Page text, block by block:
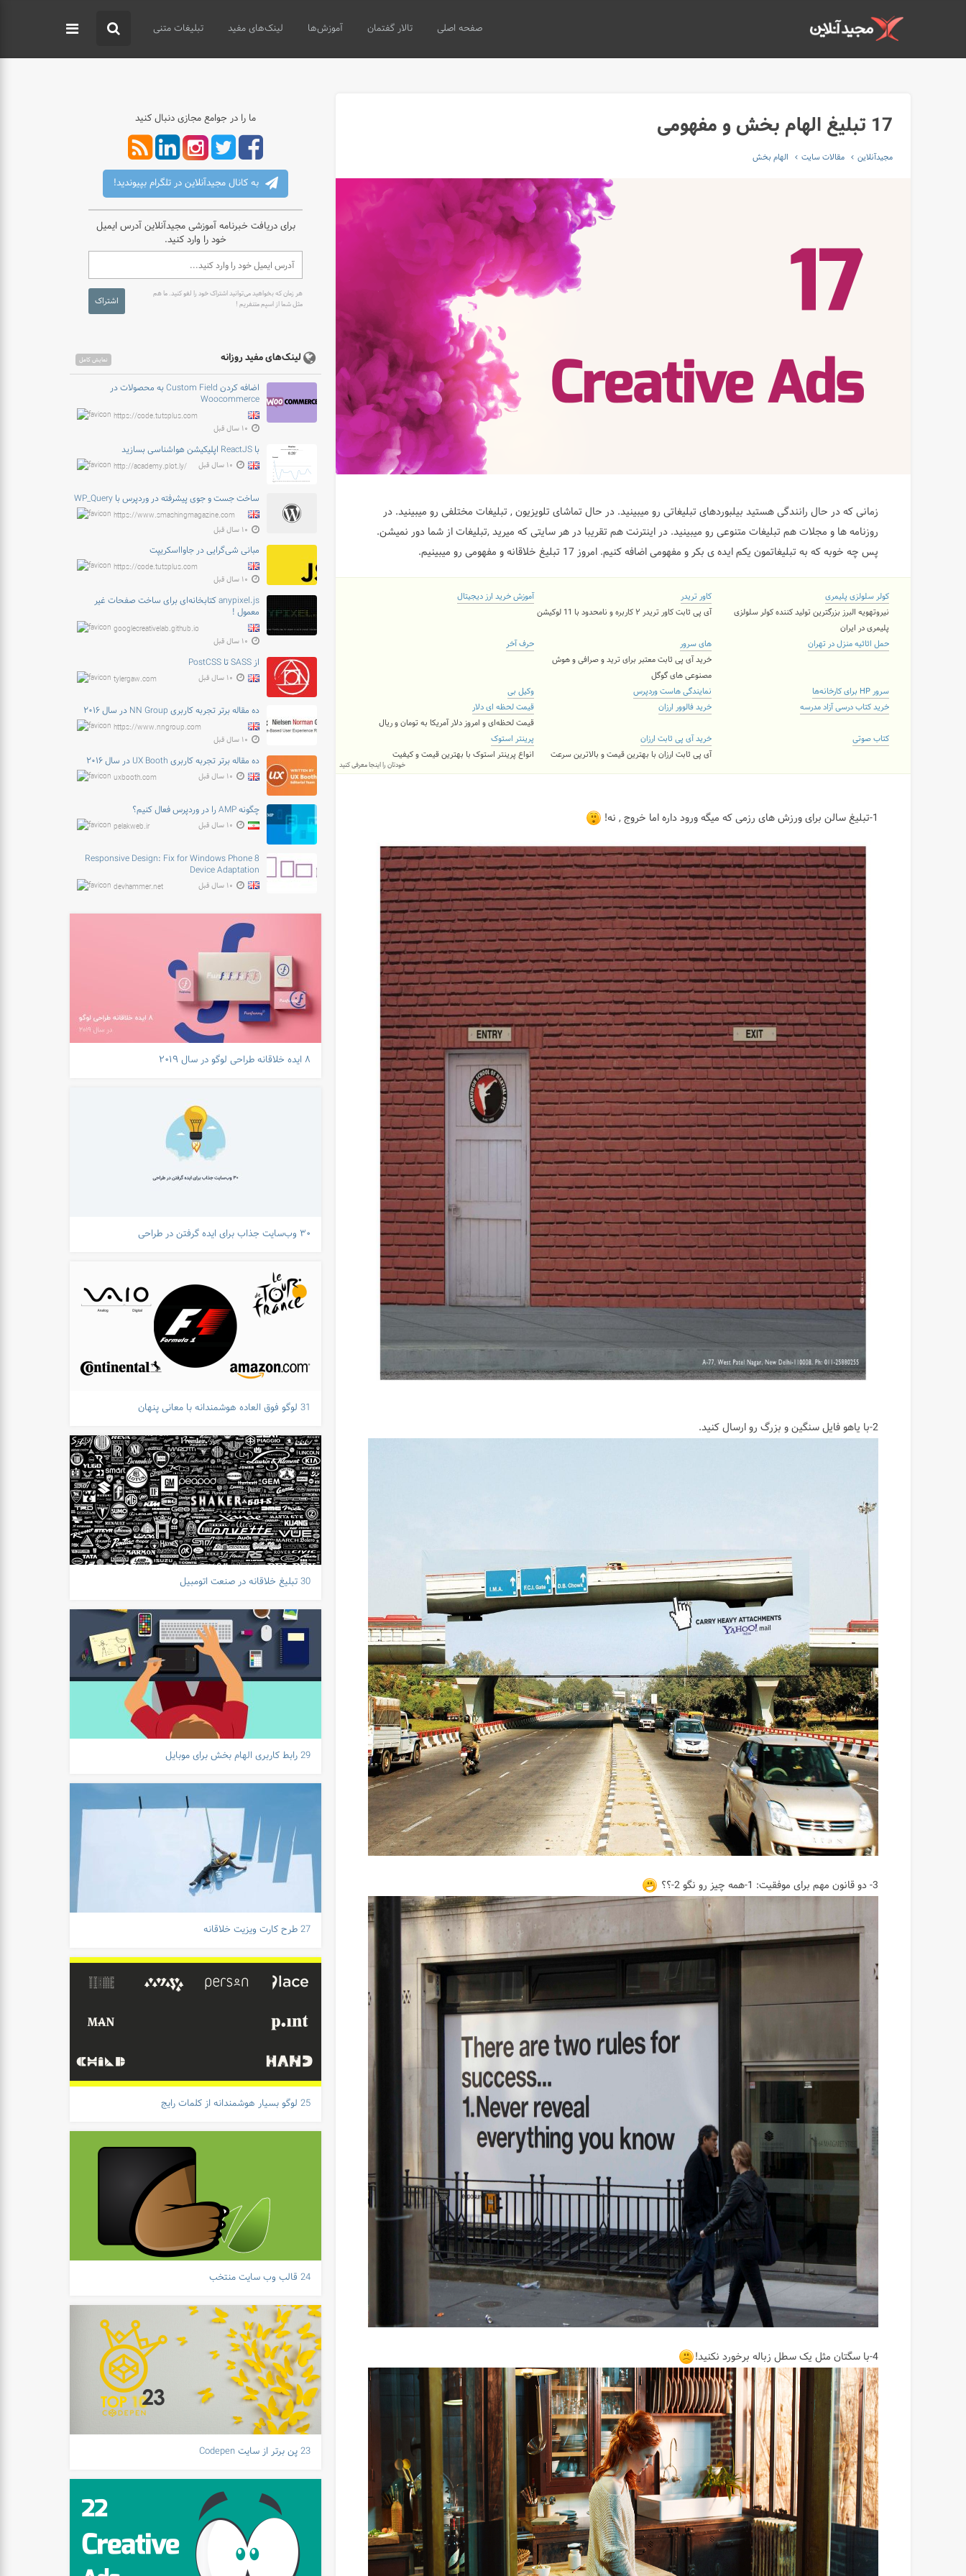
صفحه اصلی تالار گفتمان آموزش‌ها لینک‌های مفید تبلیغات متنی
17 تبلیغ الهام بخش و مفهومی
مجیدآنلاین مقالات سایت الهام بخش
زمانی که در حال رانندگی هستید بیلبوردهای تبلیغاتی رو میبینید. در حال تماشای تلویزیون , تبلیغات مختلفی رو میبینید. در
روزنامه ها و مجلات هم تبلیغات متنوعی رو میبینید. در اینترنت هم تقریبا در هر سایتی که میرید ,تبلیغات از شما دور نمیشن.
پس چه خوبه که به تبلیغاتمون یکم ایده ی بکر و مفهومی اضافه کنیم. امروز 17 تبلیغ خلاقانه و مفهومی رو میبینیم.
کولر سلولزی پلیمری
نیروتهویه البرز بزرگترین تولید کننده کولر سلولزی
پلیمری در ایران
کاور تریدر
آی پی ثابت کاور تریدر ۲ کاربره و نامحدود با 11 لوکیشن
آموزش خرید ارز دیجیتال
حمل اثاثیه منزل در تهران
های سرور
خرید آی پی ثابت معتبر برای ترید و صرافی و هوش
مصنوعی های گوگل
حرف آخر
سرور HP برای کارخانه‌ها نمایندگی هاست وردپرس
وکیل بی
خرید کتاب درسی آزاد مدرسه
خرید فالوور ارزان
قیمت لحظه ای دلار
قیمت لحظه‌ای و امروز دلار آمریکا به تومان و ریال
کتاب صوتی
خرید آی پی ثابت ارزان
آی پی ثابت ارزان با بهترین قیمت و بالاترین سرعت
پرینتر استوک
انواع پرینتر استوک با بهترین قیمت و کیفیت
خودتان را اینجا معرفی کنید
1-تبلیغ سالن برای ورزش های رزمی که میگه ورود داره اما خروج , نه!
2-با یاهو فایل سنگین و بزرگ رو ارسال کنید.
3- دو قانون مهم برای موفقیت: 1-همه چیز رو نگو 2-؟؟
4-با سگتان مثل یک سطل زباله برخورد نکنید!
ما را در جوامع مجازی دنبال کنید
به کانال مجیدآنلاین در تلگرام بپیوندید!
برای دریافت خبرنامه آموزشی مجیدآنلاین آدرس ایمیل
خود را وارد کنید.
هر زمان که بخواهید می‌توانید اشتراک خود را لغو کنید. ما هم
مثل شما از اسپم متنفریم !
اشتراک
لینک‌های مفید روزانه نمایش کامل
اضافه کردن Custom Field به محصولات در
Woocommerce
https://code.tutsplus.com
۱۰ سال قبل
با ReactJS اپلیکیشن هواشناسی بسازید
http://academy.plot.ly/ ۱۰ سال قبل
ساخت جست و جوی پیشرفته در وردپرس با WP_Query
https://www.smashingmagazine.com
۱۰ سال قبل
مبانی شی‌گرایی در جاوااسکریپت
https://code.tutsplus.com
۱۰ سال قبل
anypixel.js کتابخانه‌ای برای ساخت صفحات غیر
معمول !
googlecreativelab.github.io
۱۰ سال قبل
از SASS تا PostCSS
tylergaw.com ۱۰ سال قبل
ده مقاله برتر تجربه کاربری NN Group در سال ۲۰۱۶
https://www.nngroup.com
۱۰ سال قبل
ده مقاله برتر تجربه کاربری UX Booth در سال ۲۰۱۶
uxbooth.com ۱۰ سال قبل
چگونه AMP را در وردپرس فعال کنیم؟
pelakweb.ir ۱۰ سال قبل
Responsive Design: Fix for Windows Phone 8
Device Adaptation
devhammer.net ۱۰ سال قبل
۸ ایده خلاقانه طراحی لوگو در سال ۲۰۱۹
۳۰ وب‌سایت جذاب برای ایده گرفتن در طراحی
31 لوگو فوق العاده هوشمندانه با معانی پنهان
30 تبلیغ خلاقانه در صنعت اتومبیل
29 رابط کاربری الهام بخش برای موبایل
27 طرح کارت ویزیت خلاقانه
25 لوگو بسیار هوشمندانه از کلمات رایج
24 قالب وب سایت منتخب
23 پن برتر از سایت Codepen